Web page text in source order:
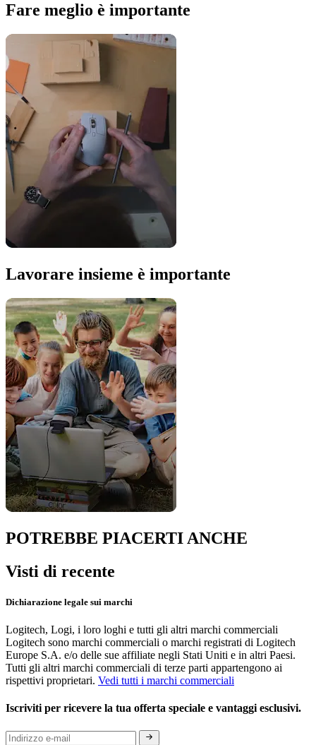
Fare meglio è importante
Lavorare insieme è importante
POTREBBE PIACERTI ANCHE
Visti di recente
Dichiarazione legale sui marchi
Logitech, Logi, i loro loghi e tutti gli altri marchi commerciali
Logitech sono marchi commerciali o marchi registrati di Logitech
Europe S.A. e/o delle sue affiliate negli Stati Uniti e in altri Paesi.
Tutti gli altri marchi commerciali di terze parti appartengono ai
rispettivi proprietari. Vedi tutti i marchi commerciali
Iscriviti per ricevere la tua offerta speciale e vantaggi esclusivi.